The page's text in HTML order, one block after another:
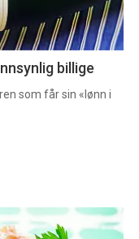
billige
som får sin «lønn i